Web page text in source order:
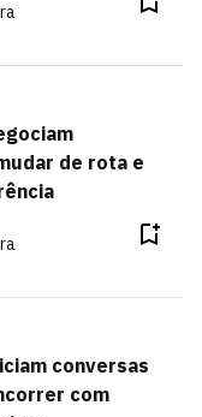
de rota e
conversas
com